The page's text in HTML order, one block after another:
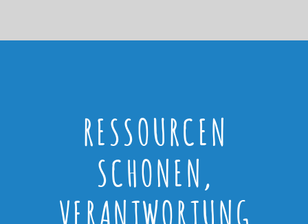
RESSOURCEN
SCHONEN,
VERANTWORTUNG